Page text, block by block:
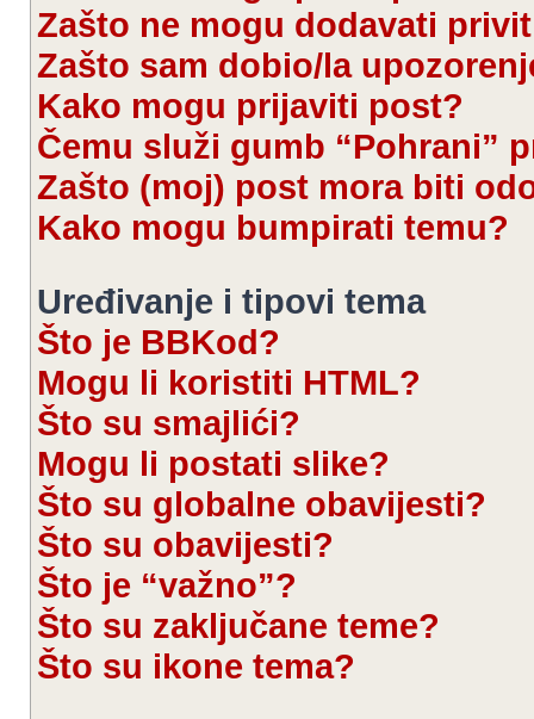
Zašto ne mogu dodavati
Zašto sam dobio/la
Kako mogu prijaviti post?
Čemu služi gumb “Pohrani”
Zašto (moj) post mora biti
Kako mogu bumpirati temu?
Uređivanje i tipovi tema
Što je BBKod?
Mogu li koristiti HTML?
Što su smajlići?
Mogu li postati slike?
Što su globalne obavijesti?
Što su obavijesti?
Što je “važno”?
Što su zaključane teme?
Što su ikone tema?